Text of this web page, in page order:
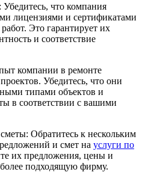
что компания
лицензиями и сертификатами
Это гарантирует их
и соответствие
компании в ремонте
Убедитесь, что они
типами объектов и
в соответствии с вашими
Обратитесь к нескольким
и смет на услуги по
их предложения, цены и
подходящую фирму.